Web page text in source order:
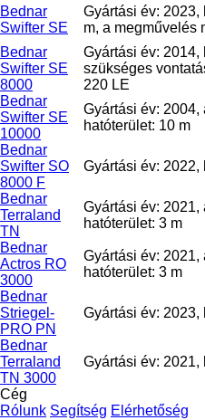
Bednar
Swifter SE
Gyártási év: 2023,
m, a megművelés
Bednar
Swifter SE
8000
Gyártási év: 2014,
szükséges
220 LE
Bednar
Swifter SE
10000
Gyártási év: 2004,
hatóterület: 10 m
Bednar
Swifter SO
8000 F
Gyártási év: 2022,
Bednar
Terraland
TN
Gyártási év: 2021,
hatóterület: 3 m
Bednar
Actros RO
3000
Gyártási év: 2021,
hatóterület: 3 m
Bednar
Striegel-
PRO PN
Gyártási év: 2023,
Bednar
Terraland
TN 3000
Gyártási év: 2021,
Cég
Rólunk Segítség Elérhetőség